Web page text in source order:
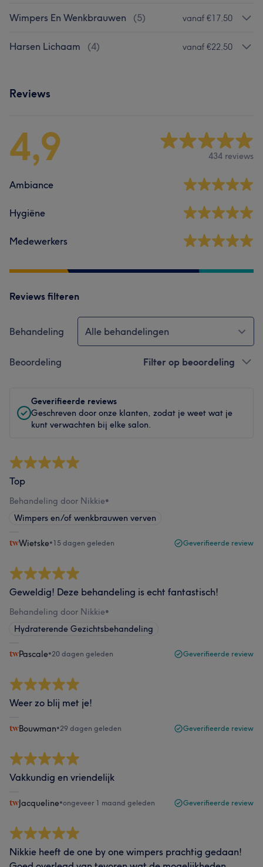
Wimpers En Wenkbrauwen (5) vanaf €17,50
Harsen Lichaam (4) vanaf €22,50
Reviews
4,9 434 reviews
Ambiance
Hygiëne
Medewerkers
Reviews filteren
Behandeling Alle behandelingen
Beoordeling Filter op beoordeling
Geverifieerde reviews
Geschreven door onze klanten, zodat je weet wat je
kunt verwachten bij elke salon.
Top
Behandeling door Nikkie•
Wimpers en/of wenkbrauwen verven
Wietske•15 dagen geleden Geverifieerde review
Geweldig! Deze behandeling is echt fantastisch!
Behandeling door Nikkie•
Hydraterende Gezichtsbehandeling
Pascale•20 dagen geleden Geverifieerde review
Weer zo blij met je!
Bouwman•29 dagen geleden Geverifieerde review
Vakkundig en vriendelijk
Jacqueline•ongeveer 1 maand geleden Geverifieerde review
Nikkie heeft de one by one wimpers prachtig gedaan!